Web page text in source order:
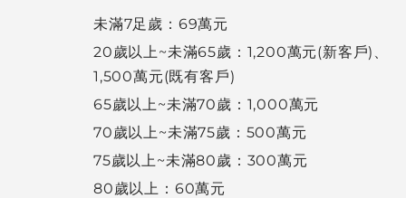
未滿7足歲：69萬元
20歲以上~未滿65歲：1,200萬元(新客戶)、
1,500萬元(既有客戶)
65歲以上~未滿70歲：1,000萬元
70歲以上~未滿75歲：500萬元
75歲以上~未滿80歲：300萬元
80歲以上：60萬元